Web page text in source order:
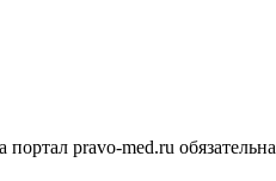
pravo-med.ru обязательна